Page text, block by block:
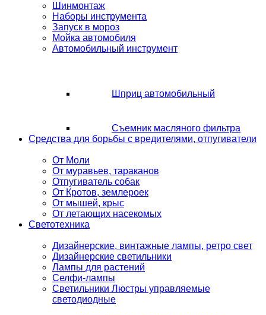
Шинмонтаж
Наборы инструмента
Запуск в мороз
Мойка автомобиля
Автомобильный инструмент
Шприц автомобильный
Съемник масляного фильтра
Средства для борьбы с вредителями, отпугиватели
От Моли
От муравьев, тараканов
Отпугиватель собак
От Кротов, землероек
От мышей, крыс
От летающих насекомых
Светотехника
Дизайнерские, винтажные лампы, ретро свет
Дизайнерские светильники
Лампы для растений
Селфи-лампы
Светильники Люстры управляемые
светодиодные